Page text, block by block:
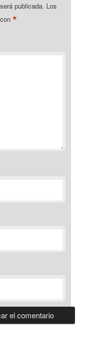
publicada. Los
con*